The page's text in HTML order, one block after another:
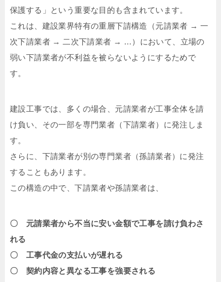
保護する」という重要な目的も含まれています。
これは、建設業界特有の重層下請構造（元請業者 → 一
次下請業者 → 二次下請業者 → …）において、立場の
弱い下請業者が不利益を被らないようにするためで
す。
建設工事では、多くの場合、元請業者が工事全体を請
け負い、その一部を専門業者（下請業者）に発注しま
す。
さらに、下請業者が別の専門業者（孫請業者）に発注
することもあります。
この構造の中で、下請業者や孫請業者は、
〇 元請業者から不当に安い金額で工事を請け負わさ
れる
〇 工事代金の支払いが遅れる
〇 契約内容と異なる工事を強要される